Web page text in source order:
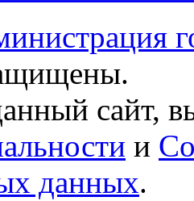
сайт,
и
данных.